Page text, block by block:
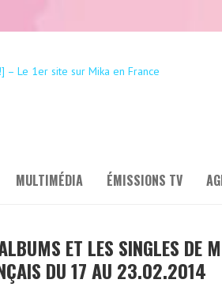
MULTIMÉDIA ÉMISSIONS TV
ET LES SINGLES DE
DU 17 AU 23.02.2014